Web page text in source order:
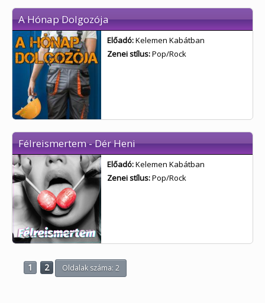
A Hónap Dolgozója
Előadó:Kelemen Kabátban
Zenei stílus:Pop/Rock
Félreismertem - Dér Heni
Előadó:Kelemen Kabátban
Zenei stílus:Pop/Rock
1 2 Oldalak száma: 2